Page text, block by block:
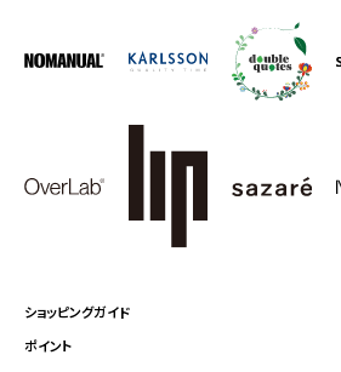
ショッピングガイド
ポイント